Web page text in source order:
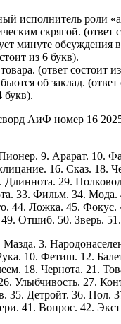
исполнитель роли
скрягой. (ответ
минуте обсуждения
из 6 букв).
(ответ состоит
об заклад. (ответ
букв).
9. Арарат. 10.
16. Сказ. 18.
29.
33. Фильм. 34.
44. Ложка. 45.
Отшиб. 50. Зверь.
3.
10. Фетиш. 12.
18. Чернота. 21.
Улыбчивость. 27.
35. Детройт. 36. Пол.
41. Вопрос. 42.